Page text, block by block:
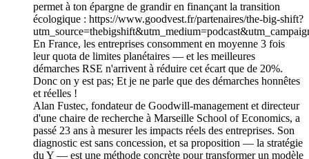
permet à ton épargne de grandir en finançant la transition
écologique : https://www.goodvest.fr/partenaires/the-big-shift?
En France, les entreprises consomment en moyenne 3 fois
leur quota de limites planétaires — et les meilleures
démarches RSE n'arrivent à réduire cet écart que de 20%.
Donc on y est pas; Et je ne parle que des démarches honnêtes
et réelles !
Alan Fustec, fondateur de Goodwill-management et directeur
d'une chaire de recherche à Marseille School of Economics, a
passé 23 ans à mesurer les impacts réels des entreprises. Son
diagnostic est sans concession, et sa proposition — la stratégie
du Y — est une méthode concrète pour transformer un modèle